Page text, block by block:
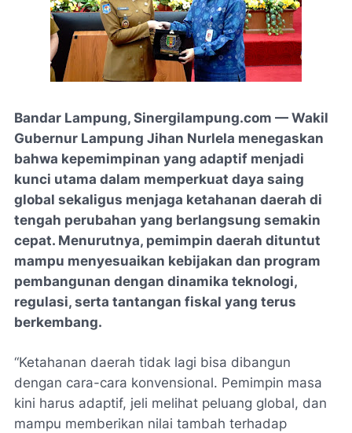
Bandar Lampung, Sinergilampung.com — Wakil
Gubernur Lampung Jihan Nurlela menegaskan
bahwa kepemimpinan yang adaptif menjadi
kunci utama dalam memperkuat daya saing
global sekaligus menjaga ketahanan daerah di
tengah perubahan yang berlangsung semakin
cepat. Menurutnya, pemimpin daerah dituntut
mampu menyesuaikan kebijakan dan program
pembangunan dengan dinamika teknologi,
regulasi, serta tantangan fiskal yang terus
berkembang.
“Ketahanan daerah tidak lagi bisa dibangun
dengan cara-cara konvensional. Pemimpin masa
kini harus adaptif, jeli melihat peluang global, dan
mampu memberikan nilai tambah terhadap